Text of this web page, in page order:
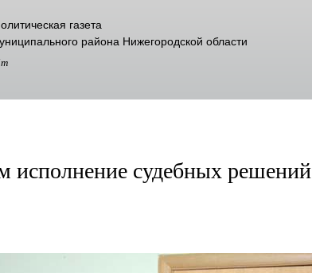
газета
района Нижегородской области
исполнение судебных решений